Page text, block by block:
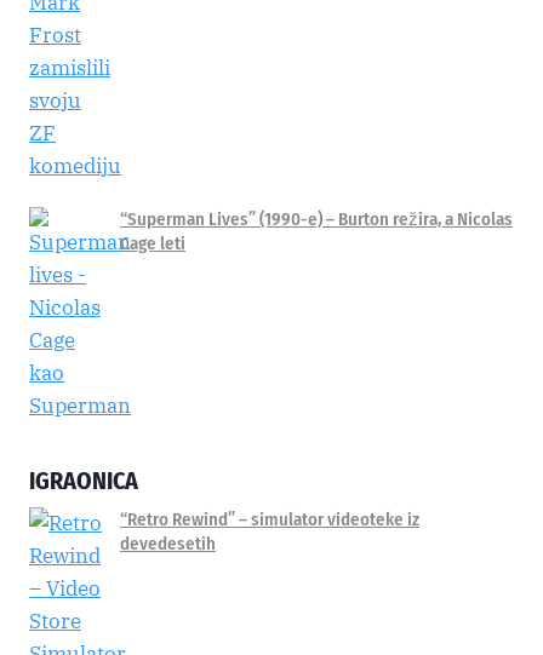
“Superman Lives” (1990-e) – Burton režira, a Nicolas
Cage leti
IGRAONICA
“Retro Rewind” – simulator videoteke iz
devedesetih